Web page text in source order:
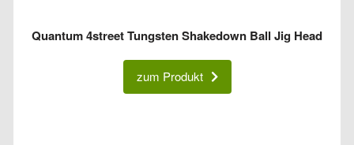
Quantum 4street Tungsten Shakedown Ball Jig Head
zum Produkt